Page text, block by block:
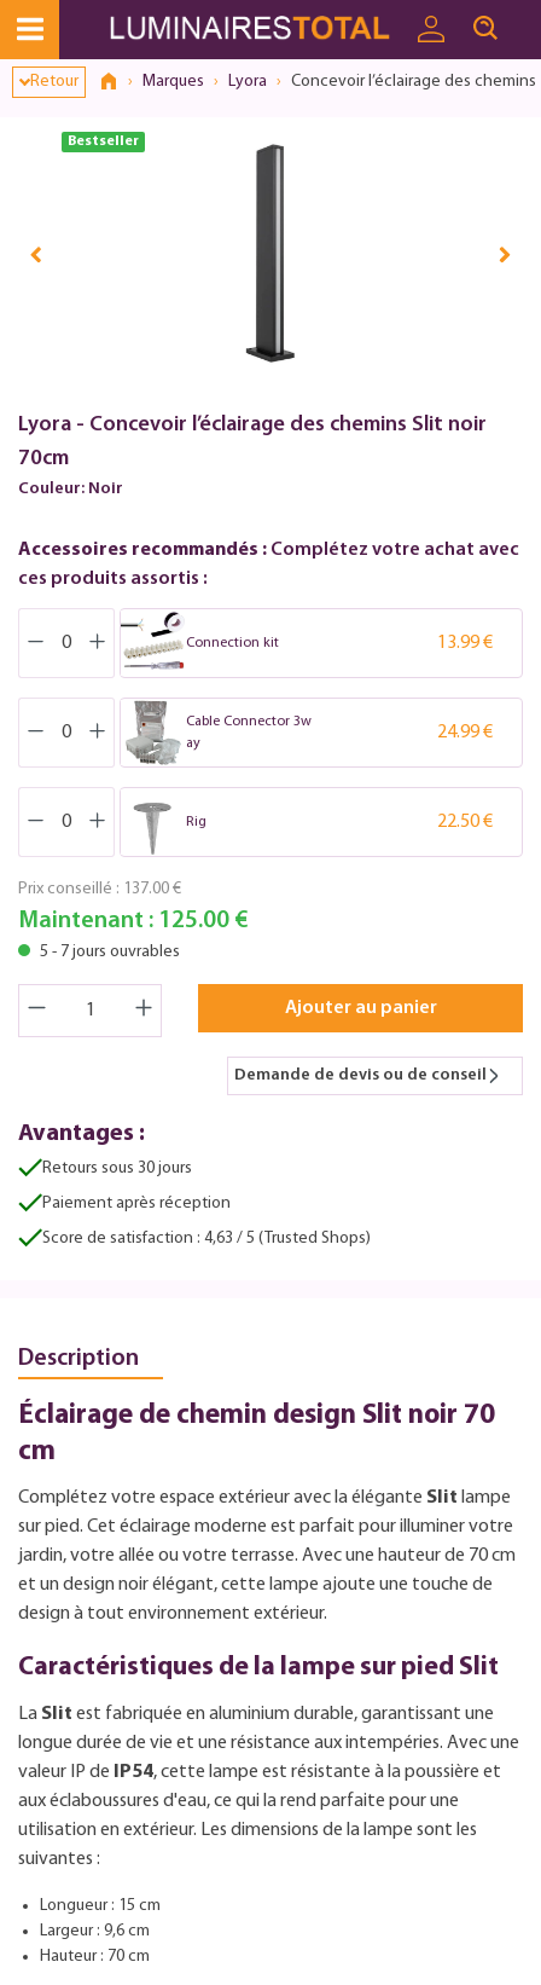
Retour Marques Lyora Concevoir l’éclairage des chemins
Bestseller
Lyora - Concevoir l’éclairage des chemins Slit noir
70cm
Couleur: Noir
Accessoires recommandés : Complétez votre achat avec
ces produits assortis :
Connection kit 13.99 €
Cable Connector 3w
ay
24.99 €
Rig 22.50 €
Prix conseillé : 137.00 €
Maintenant : 125.00 €
5 - 7 jours ouvrables
Ajouter au panier
Demande de devis ou de conseil
Avantages :
Retours sous 30 jours
Paiement après réception
Score de satisfaction : 4,63 / 5 (Trusted Shops)
Description
Éclairage de chemin design Slit noir 70
cm
Complétez votre espace extérieur avec la élégante Slit lampe
sur pied. Cet éclairage moderne est parfait pour illuminer votre
jardin, votre allée ou votre terrasse. Avec une hauteur de 70 cm
et un design noir élégant, cette lampe ajoute une touche de
design à tout environnement extérieur.
Caractéristiques de la lampe sur pied Slit
La Slit est fabriquée en aluminium durable, garantissant une
longue durée de vie et une résistance aux intempéries. Avec une
valeur IP de
IP54, cette lampe est résistante à la poussière et
aux éclaboussures d'eau, ce qui la rend parfaite pour une
utilisation en extérieur. Les dimensions de la lampe sont les
suivantes :
Longueur : 15 cm
Largeur : 9,6 cm
Hauteur : 70 cm